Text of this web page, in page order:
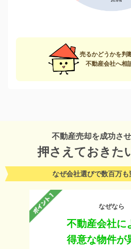
売るかどうかを判
不動産会社へ相
不動産売却を成功させ
押さえておきた
なぜ会社選びで数百万も
なぜなら
不動産会社に
得意な物件が